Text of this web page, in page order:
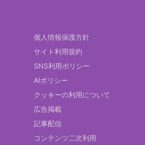
個人情報保護方針
サイト利用規約
SNS利用ポリシー
AIポリシー
クッキーの利用について
広告掲載
記事配信
コンテンツ二次利用